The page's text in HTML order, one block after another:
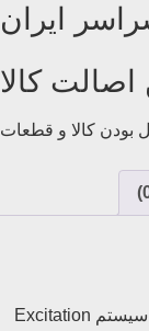
ایران
کالا
بودن کالا و قطعات
ژنراتور استمفورد PI144D با ویژگی‌هایی همچون سیستم Excitation